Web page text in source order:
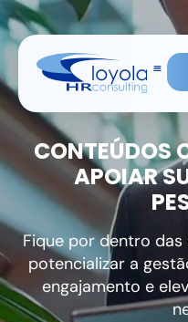
(11) 91836-0813
CONTEÚDOS
APOIAR
Fique por dentro
potencializar a
engajamento e